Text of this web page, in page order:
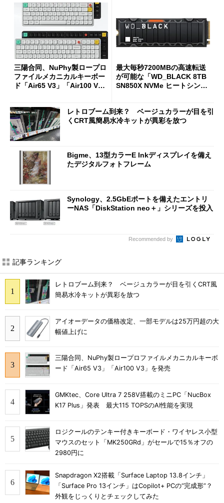
三陽合同、NuPhy製ロープロ
ファイルメカニカルキーボー
ド「Air65 V3」「Air100 V
最大毎秒7200MBの高速転送
が可能な「WD_BLACK 8TB
SN850X NVMe ヒートシンク
レトロブーム到来？ ベージュカラーが目を引
くCRT風簡易水冷キットが異彩を放つ
Bigme、13型カラーE Inkディスプレイを備え
たデジタルフォトフレーム
Synology、2.5GbEポートを備えたエントリ
ーNAS「DiskStation neo＋」シリーズを投入
Recommended by
記事ランキング
レトロブーム到来？ ベージュカラーが目を引くCRT風
簡易水冷キットが異彩を放つ
アイオーデータの価格改定、一部モデルは25万円超の大
幅値上げに
三陽合同、NuPhy製ロープロファイルメカニカルキーボ
ード「Air65 V3」「Air100 V3」を発売
GMKtec、Core Ultra 7 258V搭載のミニPC「NucBox
K17 Plus」発表 最大115 TOPSのAI性能を実現
ロジクールのテンキー付きキーボード・ワイヤレス小型
マウスのセット「MK250GRd」がセールで15％オフの
2980円に
Snapdragon X2搭載「Surface Laptop 13.8インチ」
「Surface Pro 13インチ」はCopilot+ PCの“完成形”？
外観をじっくりとチェックしてみた